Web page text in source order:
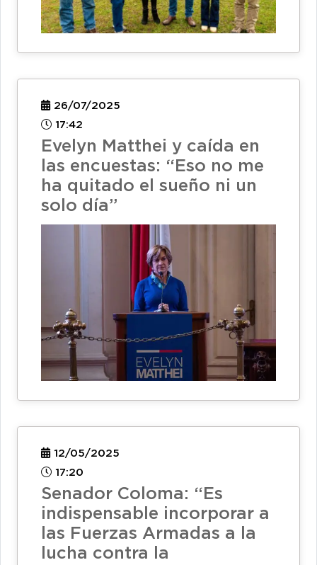
26/07/2025
17:42
Evelyn Matthei y caída en
las encuestas: “Eso no me
ha quitado el sueño ni un
solo día”
12/05/2025
17:20
Senador Coloma: “Es
indispensable incorporar a
las Fuerzas Armadas a la
lucha contra la